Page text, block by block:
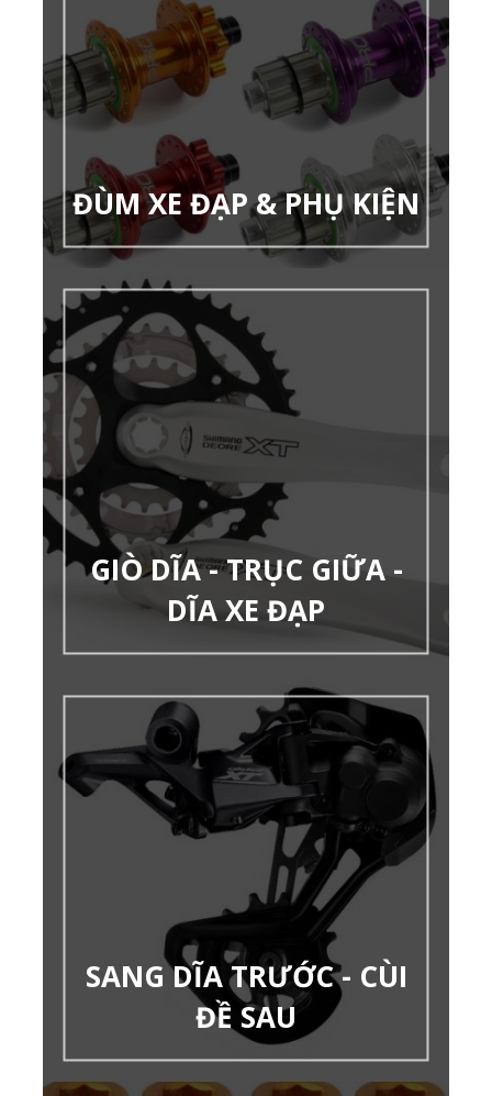
ĐÙM XE ĐẠP & PHỤ KIỆN
GIÒ DĨA - TRỤC GIỮA -
DĨA XE ĐẠP
SANG DĨA TRƯỚC - CÙI
ĐỀ SAU